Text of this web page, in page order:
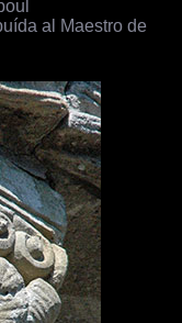
al Maestro de